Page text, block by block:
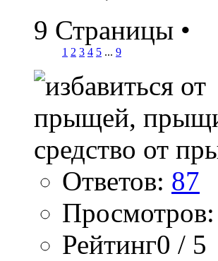
9 Страницы •
1 2 3 4 5 ... 9
Ответов: 87
Рейтинг0 / 5